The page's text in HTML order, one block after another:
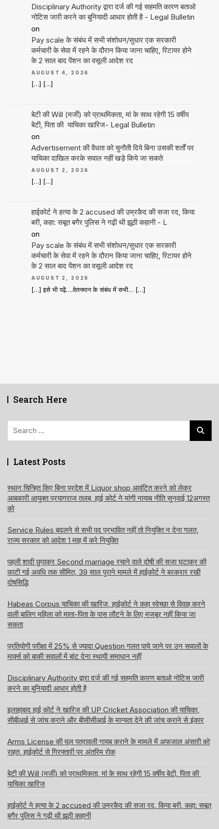
Disciplinary Authority द्वारा दर्ज की गई सहमति कारण बताओ
नोटिस जारी करने का बुनियादी आधार होती है - Legal Bulletin
on
Pay scale के संबंध में सभी संशोधन/सुधार एक सरकारी
कर्मचारी के सेवा में रहने के दौरान किया जाना चाहिए, रिटायर होने
के 2 साल बाद पेंशन का वसूली आदेश रद
AUGUST 4, 2026
[…] […]
बेटी की Will (मर्जी) को प्राथमिकता, मां के साथ रहेगी 15 वर्षीय
बेटी, पिता की याचिका खारिज- Legal Bulletin
on
Advertisement की वैधता को चुनौती दिये बिना उसकी शर्तों पर
याचिका दाखिल करके सवाल नहीं खड़े किये जा सकते
AUGUST 2, 2026
[…] […]
हाईकोर्ट ने हत्या के 2 accused की उम्रकैद की सजा रद, किया
बरी, कहा: सबूत बगैर पुलिस ने गढ़ी थी झूठी कहानी - L
on
Pay scale के संबंध में सभी संशोधन/सुधार एक सरकारी
कर्मचारी के सेवा में रहने के दौरान किया जाना चाहिए, रिटायर होने
के 2 साल बाद पेंशन का वसूली आदेश रद
AUGUST 2, 2026
[…] इसे भी पढ़ें….वेतनमान के संबंध में सभी… […]
Search Here
Latest Posts
स्थान चिन्हित किए बिना प्रदेश में Liquor shop आवंटित करने को लेकर
आबकारी आयुक्त प्रयागराज तलब, हाई कोर्ट ने मांगी नायाब नीति सुनवाई 12अगस्त
को
Service Rules बदलने से सभी पद प्रभावित नहीं तो नियुक्ति न देना गलत,
राज्य सरकार को आदेश 1 माह में करे नियुक्ति
पहली शादी छुपाकर Second marriage रचाने वाले दोषी की सजा घटाकर की
काटी गई अवधि तक सीमित, 39 साल पुराने मामले में हाईकोर्ट ने बरकरार रखी
दोषसिद्धि
Habeas Corpus याचिका की खारिज, हाईकोर्ट ने कहा स्वेच्छा से विवाह करने
वाली बालिग महिला को माता-पिता के पास लौटने के लिए मजबूर नहीं किया जा
सकता
प्रतियोगी परीक्षा में 25% से ज्यादा Question गलत पाये जाने पर उन सवालों के
मार्क्स को बाकी सवालों में बांट देना स्थायी समाधान नहीं
Disciplinary Authority द्वारा दर्ज की गई सहमति कारण बताओ नोटिस जारी
करने का बुनियादी आधार होती है
इलाहाबाद हाई कोर्ट ने खारिज की UP Cricket Association की याचिका,
सीबीआई से जांच कराने और बीसीसीआई के मान्यता देने की जांच कराने से इंकार
Arms License की मूल पत्रावली गायब कराने के मामले में अफजाल अंसारी को
राहत, हाईकोर्ट से गिरफ्तारी पर अंतरिम रोक
बेटी की Will (मर्जी) को प्राथमिकता, मां के साथ रहेगी 15 वर्षीय बेटी, पिता की
याचिका खारिज
हाईकोर्ट ने हत्या के 2 accused की उम्रकैद की सजा रद, किया बरी, कहा: सबूत
बगैर पुलिस ने गढ़ी थी झूठी कहानी